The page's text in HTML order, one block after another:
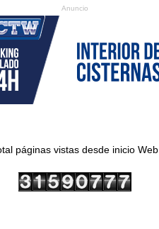
Anuncio
páginas vistas desde inicio Web